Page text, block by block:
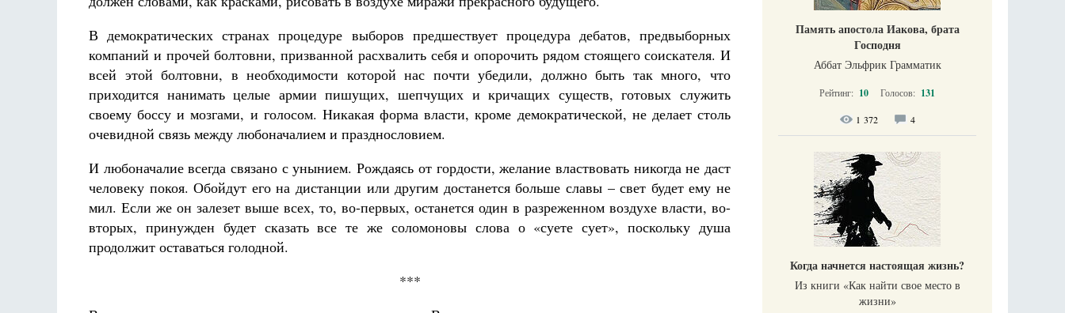
В демократических странах процедуре выборов предшествует процедура дебатов, предвыборных
компаний и прочей болтовни, призванной расхвалить себя и опорочить рядом стоящего соискателя. И
всей этой болтовни, в необходимости которой нас почти убедили, должно быть так много, что
приходится нанимать целые армии пишущих, шепчущих и кричащих существ, готовых служить
своему боссу и мозгами, и голосом. Никакая форма власти, кроме демократической, не делает столь
очевидной связь между любоначалием и празднословием.
И любоначалие всегда связано с унынием. Рождаясь от гордости, желание властвовать никогда не даст
человеку покоя. Обойдут его на дистанции или другим достанется больше славы – свет будет ему не
мил. Если же он залезет выше всех, то, во-первых, останется один в разреженном воздухе власти, во-
вторых, принужден будет сказать все те же соломоновы слова о «суете сует», поскольку душа
продолжит оставаться голодной.
***
Память апостола Иакова, брата
Господня
Аббат Эльфрик Грамматик
Рейтинг: 10 Голосов: 131
1 372 4
Когда начнется настоящая жизнь?
Из книги «Как найти свое место в
жизни​»